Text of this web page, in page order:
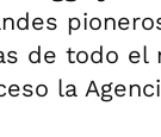
de todo el
la